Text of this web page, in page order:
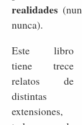
realidades
nunca).
Este libro
tiene trece
relatos de
distintas
extensiones,